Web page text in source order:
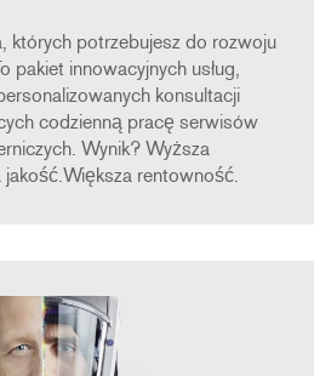
których potrzebujesz do rozwoju
pakiet innowacyjnych usług,
konsultacji
codzienną pracę serwisów
Wynik? Wyższa
rentowność.